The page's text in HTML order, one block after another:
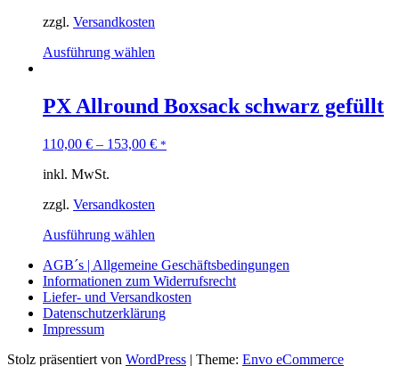
zzgl. Versandkosten
Ausführung wählen
PX Allround Boxsack schwarz gefüllt
110,00 € – 153,00 € *
inkl. MwSt.
zzgl. Versandkosten
Ausführung wählen
AGB´s | Allgemeine Geschäftsbedingungen
Informationen zum Widerrufsrecht
Liefer- und Versandkosten
Datenschutzerklärung
Impressum
Stolz präsentiert von WordPress | Theme: Envo eCommerce